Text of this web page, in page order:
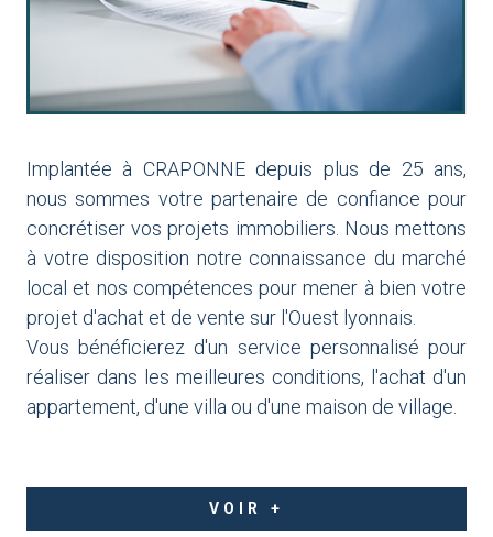
Implantée à CRAPONNE depuis plus de 25 ans,
nous sommes votre partenaire de confiance pour
concrétiser vos projets immobiliers. Nous mettons
à votre disposition notre connaissance du marché
local et nos compétences pour mener à bien votre
projet d'achat et de vente sur l'Ouest lyonnais.
Vous bénéficierez d'un service personnalisé pour
réaliser dans les meilleures conditions, l'achat d'un
appartement, d'une villa ou d'une maison de village.
VOIR +